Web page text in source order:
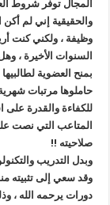
المجال توفر شروط
والحقيقية إني لم
وظيفة ، ولكني كنت
السنوات الأخيرة ،
بمنح العضوية
حاملوها مرتبات
للكفاءة والقدرة
المتاعب التي نصت
صلاحيته !!
وبدل التدريب
وقد سعي إلى تثبيته
دورات يرحمه الله ،